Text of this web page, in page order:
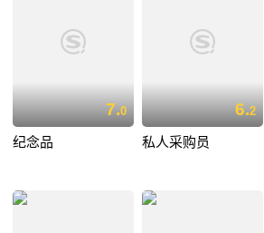
7.0
纪念品
6.2
私人采购员